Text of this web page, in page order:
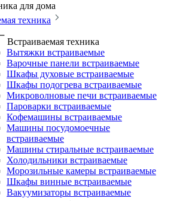
для дома
техника
Встраиваемая техника
Вытяжки встраиваемые
Варочные панели встраиваемые
Шкафы духовые встраиваемые
Шкафы подогрева встраиваемые
Микроволновые печи встраиваемые
Пароварки встраиваемые
Кофемашины встраиваемые
Машины посудомоечные
встраиваемые
Машины стиральные встраиваемые
Холодильники встраиваемые
Морозильные камеры встраиваемые
Шкафы винные встраиваемые
Вакуумизаторы встраиваемые